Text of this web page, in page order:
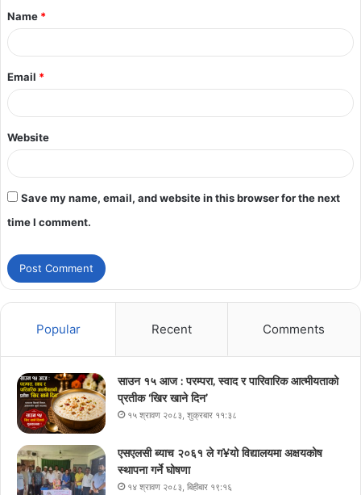
Name *
Email *
Website
Save my name, email, and website in this browser for the next
time I comment.
Popular Recent Comments
साउन १५ आज : परम्परा, स्वाद र पारिवारिक आत्मीयताको
प्रतीक ‘खिर खाने दिन’
१५ श्रावण २०८३, शुक्रबार ११:३८
एसएलसी ब्याच २०६१ ले ग¥यो विद्यालयमा अक्षयकोष
स्थापना गर्ने घोषणा
१४ श्रावण २०८३, बिहीबार १९:१६